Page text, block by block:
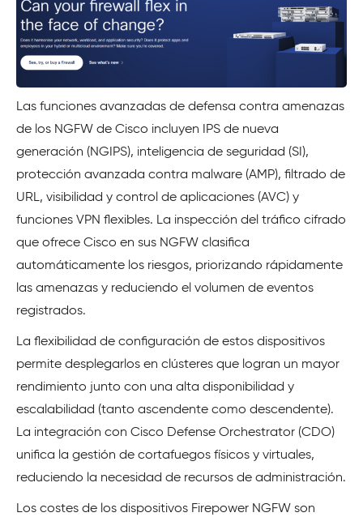
Las funciones avanzadas de defensa contra amenazas
de los NGFW de Cisco incluyen IPS de nueva
generación (NGIPS), inteligencia de seguridad (SI),
protección avanzada contra malware (AMP), filtrado de
URL, visibilidad y control de aplicaciones (AVC) y
funciones VPN flexibles. La inspección del tráfico cifrado
que ofrece Cisco en sus NGFW clasifica
automáticamente los riesgos, priorizando rápidamente
las amenazas y reduciendo el volumen de eventos
registrados.
La flexibilidad de configuración de estos dispositivos
permite desplegarlos en clústeres que logran un mayor
rendimiento junto con una alta disponibilidad y
escalabilidad (tanto ascendente como descendente).
La integración con Cisco Defense Orchestrator (CDO)
unifica la gestión de cortafuegos físicos y virtuales,
reduciendo la necesidad de recursos de administración.
Los costes de los dispositivos Firepower NGFW son